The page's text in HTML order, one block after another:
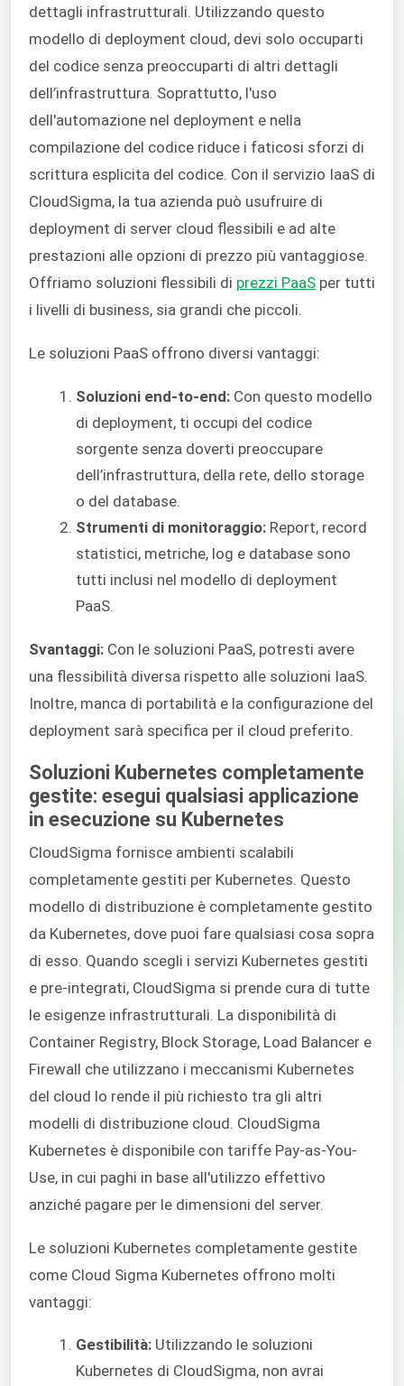
dettagli infrastrutturali. Utilizzando questo
modello di deployment cloud, devi solo occuparti
del codice senza preoccuparti di altri dettagli
dell’infrastruttura. Soprattutto, l'uso
dell'automazione nel deployment e nella
compilazione del codice riduce i faticosi sforzi di
scrittura esplicita del codice. Con il servizio IaaS di
CloudSigma, la tua azienda può usufruire di
deployment di server cloud flessibili e ad alte
prestazioni alle opzioni di prezzo più vantaggiose.
Offriamo soluzioni flessibili di prezzi PaaS per tutti
i livelli di business, sia grandi che piccoli.
Le soluzioni PaaS offrono diversi vantaggi:
Soluzioni end-to-end: Con questo modello
di deployment, ti occupi del codice
sorgente senza doverti preoccupare
dell’infrastruttura, della rete, dello storage
o del database.
Strumenti di monitoraggio: Report, record
statistici, metriche, log e database sono
tutti inclusi nel modello di deployment
PaaS.
Svantaggi: Con le soluzioni PaaS, potresti avere
una flessibilità diversa rispetto alle soluzioni IaaS.
Inoltre, manca di portabilità e la configurazione del
deployment sarà specifica per il cloud preferito.
Soluzioni Kubernetes completamente
gestite: esegui qualsiasi applicazione
in esecuzione su Kubernetes
CloudSigma fornisce ambienti scalabili
completamente gestiti per Kubernetes. Questo
modello di distribuzione è completamente gestito
da Kubernetes, dove puoi fare qualsiasi cosa sopra
di esso. Quando scegli i servizi Kubernetes gestiti
e pre-integrati, CloudSigma si prende cura di tutte
le esigenze infrastrutturali. La disponibilità di
Container Registry, Block Storage, Load Balancer e
Firewall che utilizzano i meccanismi Kubernetes
del cloud lo rende il più richiesto tra gli altri
modelli di distribuzione cloud. CloudSigma
Kubernetes è disponibile con tariffe Pay-as-You-
Use, in cui paghi in base all'utilizzo effettivo
anziché pagare per le dimensioni del server.
Le soluzioni Kubernetes completamente gestite
come Cloud Sigma Kubernetes offrono molti
vantaggi:
Gestibilità: Utilizzando le soluzioni
Kubernetes di CloudSigma, non avrai